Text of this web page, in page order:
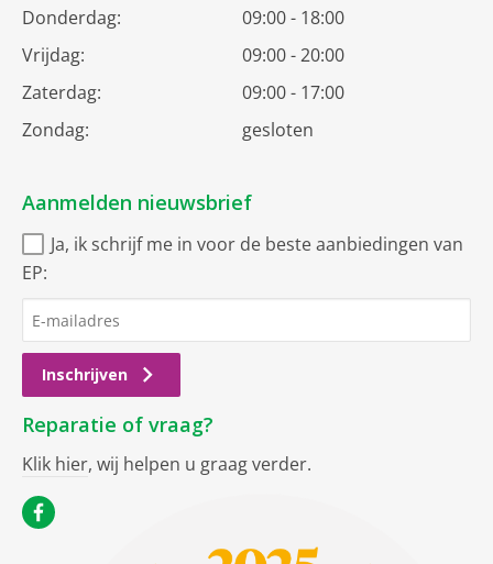
Donderdag:
09:00 - 18:00
Vrijdag:
09:00 - 20:00
Zaterdag:
09:00 - 17:00
Zondag:
gesloten
Aanmelden nieuwsbrief
Ja, ik schrijf me in voor de beste aanbiedingen van
EP:
Inschrijven
Reparatie of vraag?
Klik hier, wij helpen u graag verder.